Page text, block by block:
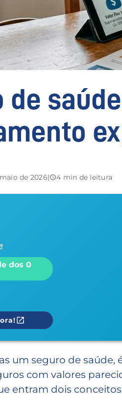
de
de 2026| 4 min de leitura
dos 0
um seguro de saúde,
com valores
entram dois